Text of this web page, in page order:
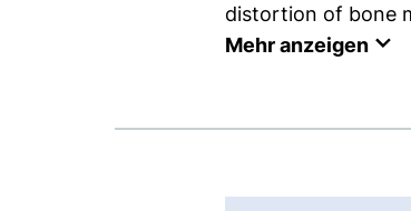
distortion of bone
Mehr anzeigen